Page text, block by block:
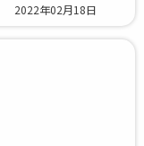
2022年02月18日